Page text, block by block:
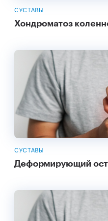
СУСТАВЫ
Хондроматоз
СУСТАВЫ
Деформирующий